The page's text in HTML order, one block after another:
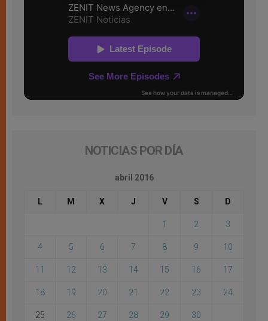
NOTICIAS POR DÍA
abril 2016
L M X J V S D
1 2 3
4 5 6 7 8 9 10
11 12 13 14 15 16 17
18 19 20 21 22 23 24
25 26 27 28 29 30